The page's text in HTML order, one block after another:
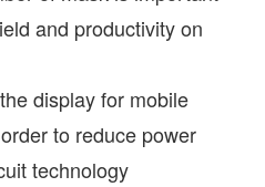
and productivity on
display for mobile
to reduce power
technology